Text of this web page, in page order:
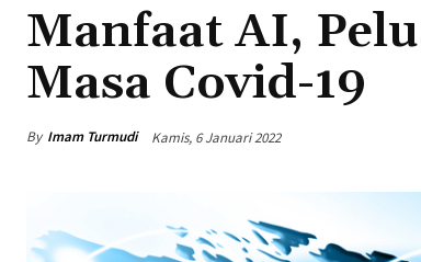
Manfaat AI,
Masa Covid-19
By Imam Turmudi Kamis, 6 Januari 2022